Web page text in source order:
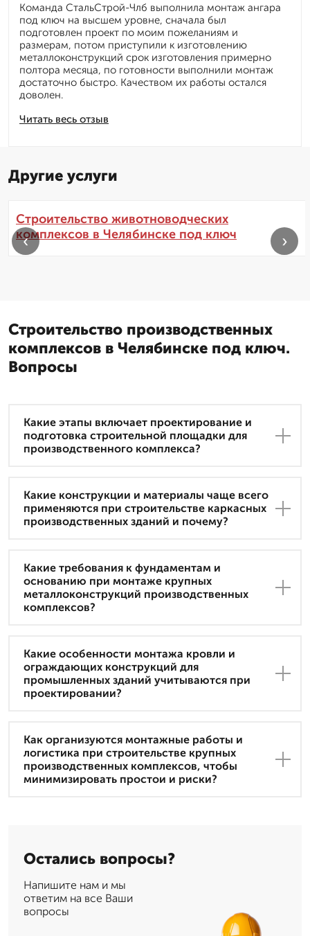
Читать весь отзыв
Команда СтальСтрой-Члб выполнила монтаж ангара
под ключ на высшем уровне, сначала был
подготовлен проект по моим пожеланиям и
размерам, потом приступили к изготовлению
металлоконструкций срок изготовления примерно
полтора месяца, по готовности выполнили монтаж
достаточно быстро. Качеством их работы остался
доволен.
Другие услуги
Строительство животноводческих
комплексов в Челябинске под ключ
‹ ›
Строительство производственных
комплексов в Челябинске под ключ.
Вопросы
Какие этапы включает проектирование и
подготовка строительной площадки для
производственного комплекса?
Какие конструкции и материалы чаще всего
применяются при строительстве каркасных
производственных зданий и почему?
Какие требования к фундаментам и
основанию при монтаже крупных
металлоконструкций производственных
комплексов?
Какие особенности монтажа кровли и
ограждающих конструкций для
промышленных зданий учитываются при
проектировании?
Как организуются монтажные работы и
логистика при строительстве крупных
производственных комплексов, чтобы
минимизировать простои и риски?
Остались вопросы?
Напишите нам и мы
ответим на все Ваши
вопросы